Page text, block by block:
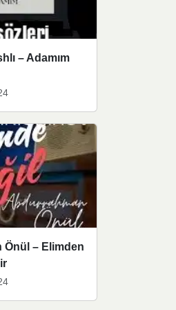
– Adamım
Önül – Elimden